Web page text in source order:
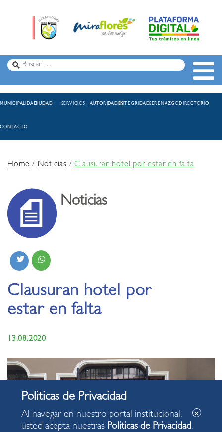
MUNICIPALIDADCIUDAD SERVICIOS AUTORIDADESINTEGRIDADSERENAZGODIRECTORIO
CONTACTO
Home/Noticias /Clausuran hotel por estar en falta
Noticias
Clausuran hotel por
estar en falta
13.08.2020
Al navegar en nuestro portal institucional,
usted acepta nuestras Politicas de Privacidad.